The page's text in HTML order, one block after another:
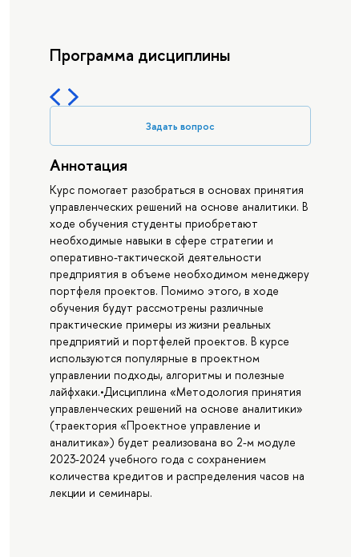
Программа дисциплины
Задать вопрос
Аннотация
Курс помогает разобраться в основах принятия
управленческих решений на основе аналитики. В
ходе обучения студенты приобретают
необходимые навыки в сфере стратегии и
оперативно-тактической деятельности
предприятия в объеме необходимом менеджеру
портфеля проектов. Помимо этого, в ходе
обучения будут рассмотрены различные
практические примеры из жизни реальных
предприятий и портфелей проектов. В курсе
используются популярные в проектном
управлении подходы, алгоритмы и полезные
лайфхаки.•Дисциплина «Методология принятия
управленческих решений на основе аналитики»
(траектория «Проектное управление и
аналитика») будет реализована во 2-м модуле
2023-2024 учебного года с сохранением
количества кредитов и распределения часов на
лекции и семинары.